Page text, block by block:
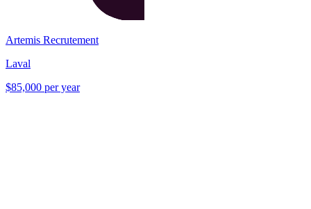
Artemis Recrutement
Laval
$85,000 per year